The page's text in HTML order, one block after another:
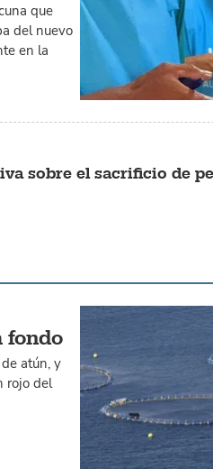
que
del nuevo
en la
sobre el sacrificio de
fondo
atún, y
rojo del